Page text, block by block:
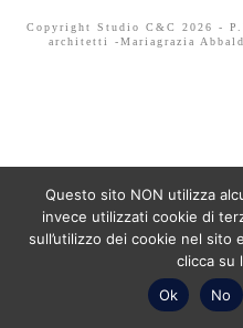
Copyright Studio C&C 2026 -
architetti -Mariagrazia
Questo sito NON utilizza
invece utilizzati cookie di
sull’utilizzo dei cookie nel sito
clicca su
Ok
No